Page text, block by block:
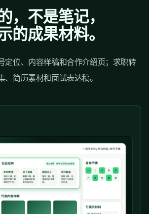
，不是笔记，
的成果材料。
定位、内容样稿和合作介绍页；求职转
、简历素材和面试表达稿。